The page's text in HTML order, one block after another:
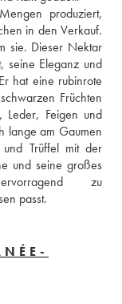
produziert,
in den Verkauf.
sie. Dieser Nektar
seine Eleganz und
hat eine rubinrote
Früchten
Leder, Feigen und
lange am Gaumen
Trüffel mit der
und seine großes
zu
passt.